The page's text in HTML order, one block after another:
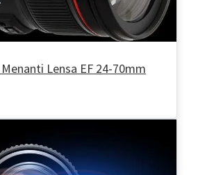
Lensa EF 24-70mm